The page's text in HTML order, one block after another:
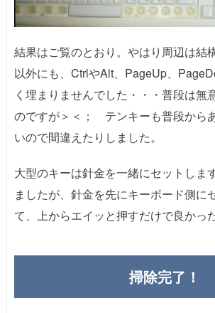
結果はご覧のとおり。やはり周辺は結
以外にも、CtrlやAlt、PageUp、
く埋まりませんでした・・・普段は無
のですが＞＜； テンキーも普段から
いので間違えたりしました。
大型のキーは針金を一緒にセットしま
ましたが、針金を先にキーボード側に
て、上からエイッと押すだけで良かっ
掃除完了！